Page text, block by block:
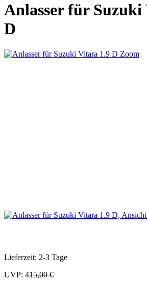
Anlasser für Suzuki
D
Zoom
Lieferzeit: 2-3 Tage
UVP: 415,00 €